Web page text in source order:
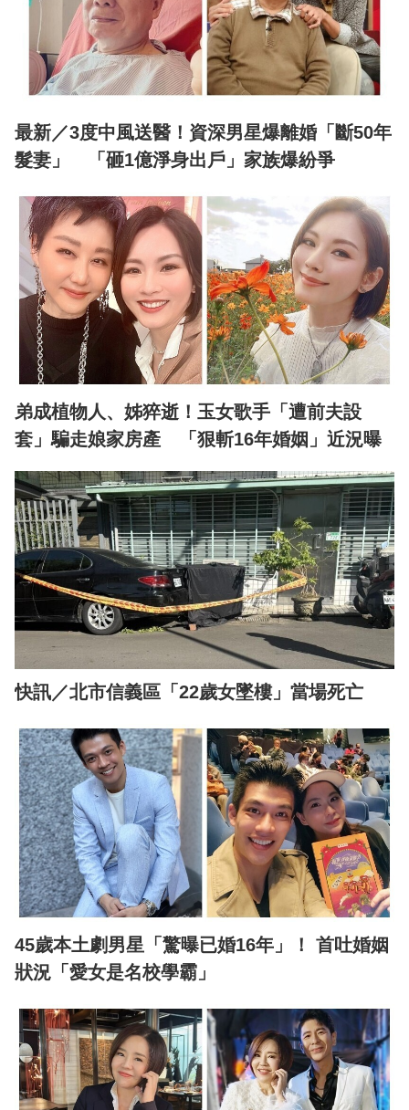
最新／3度中風送醫！資深男星爆離婚「斷50年
髮妻」 「砸1億淨身出戶」家族爆紛爭
弟成植物人、姊猝逝！玉女歌手「遭前夫設
套」騙走娘家房產 「狠斬16年婚姻」近況曝
快訊／北市信義區「22歲女墜樓」當場死亡
45歲本土劇男星「驚曝已婚16年」！ 首吐婚姻
狀況「愛女是名校學霸」